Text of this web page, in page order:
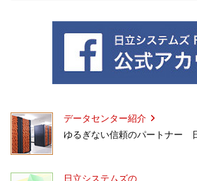
データセンター紹介
ゆるぎない信頼のパートナー
日立システムズの